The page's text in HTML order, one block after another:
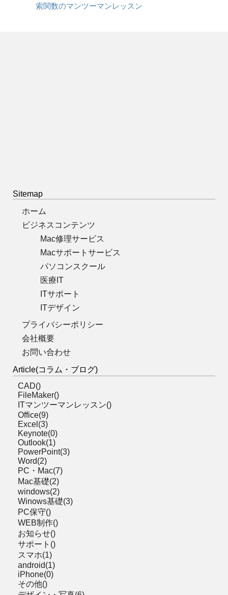
索関数のマンツーマンレッスン
Sitemap
ホーム
ビジネスコンテンツ
Mac修理サービス
Macサポートサービス
パソコンスクール
医療IT
ITサポート
ITデザイン
プライバシーポリシー
会社概要
お問い合わせ
Article(コラム・ブログ)
CAD()
FileMaker()
ITマンツーマンレッスン()
Office(9)
Excel(3)
Keynote(0)
Outlook(1)
PowerPoint(3)
Word(2)
PC・Mac(7)
Mac基礎(2)
windows(2)
Winows基礎(3)
PC保守()
WEB制作()
お知らせ()
サポート()
スマホ(1)
android(1)
iPhone(0)
その他()